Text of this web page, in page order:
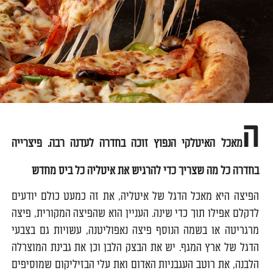
המאכל האיטלקי הנפוץ זוכה בחדרה לעדנה רבה. פיצרייה
בחדרה כל מה שצריך כדי להרגיש את איטליה כל ביס מחדש
הפיצה היא מאכל הדגל של איטליה, את זה כמעט כולם יודעים
לדקלם אפילו תוך כדי שינה. העניין הוא שהפיצה המקורית, פיצה
מרגריטה או בשמה הנוסף פיצה נאפוליטנה, עשויות גם בצבעי
הדגל של ארץ המגף. יש את הבצק הלבן וכן את גבינת המוצרלה
הלבנה, את רוטב העגבניות האדום ואת עלי הבזיליקום שמוסיפים